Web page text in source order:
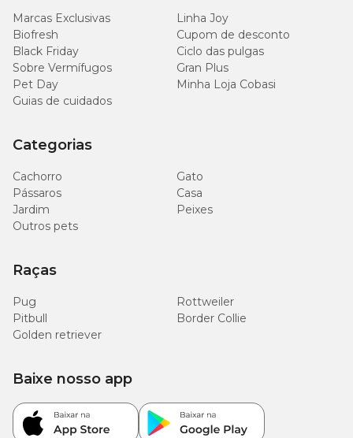
Marcas Exclusivas
Linha Joy
Biofresh
Cupom de desconto
Black Friday
Ciclo das pulgas
Sobre Vermífugos
Gran Plus
Pet Day
Minha Loja Cobasi
Guias de cuidados
Categorias
Cachorro
Gato
Pássaros
Casa
Jardim
Peixes
Outros pets
Raças
Pug
Rottweiler
Pitbull
Border Collie
Golden retriever
Baixe nosso app